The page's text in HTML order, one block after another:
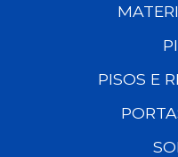
PISOS E